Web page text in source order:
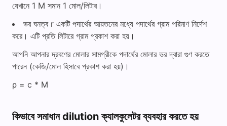
যেখানে 1 M সমান 1 মোল/লিটার।
ভর ঘনত্ব r একটি পদার্থের আয়তনের মধ্যে পদার্থের গ্রাম পরিমাণ নির্দেশ
করে। এটি প্রতি লিটারে গ্রাম প্রকাশ করা হয়।
আপনি আপনার দ্রবণের মোলার সামগ্রীকে পদার্থের মোলার ভর দ্বারা গুণ করতে
পারেন (কেজি/মোল হিসাবে প্রকাশ করা হয়)।
ρ = c * M
কিভাবে সমাধান dilution ক্যালকুলেটর ব্যবহার করতে হয়